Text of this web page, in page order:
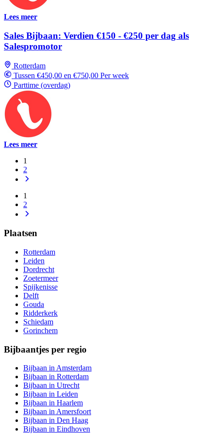
Lees meer
Sales Bijbaan: Verdien €150 - €250 per dag als
Salespromotor
Rotterdam
Tussen €450,00 en €750,00 Per week
Parttime (overdag)
Lees meer
1
2
1
2
Plaatsen
Rotterdam
Leiden
Dordrecht
Zoetermeer
Spijkenisse
Delft
Gouda
Ridderkerk
Schiedam
Gorinchem
Bijbaantjes per regio
Bijbaan in Amsterdam
Bijbaan in Rotterdam
Bijbaan in Utrecht
Bijbaan in Leiden
Bijbaan in Haarlem
Bijbaan in Amersfoort
Bijbaan in Den Haag
Bijbaan in Eindhoven